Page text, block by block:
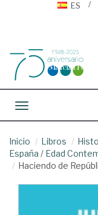
ES
Toggle navigation
Inicio Libros
España / Edad
Haciendo de